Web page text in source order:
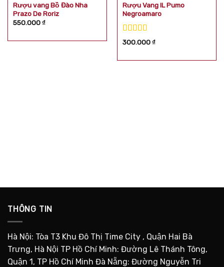
Rượu vang Bồ Đào Nha
Prazo De Roriz
550.000₫
Rượu Vang IL Pumo
Negroamaro
Được xếp
300.000₫
THÔNG TIN
Hà Nội: Tòa T3 Khu Đô Thị Time City , Quận Hai Bà
Trưng, Hà Nội TP Hồ Chí Minh: Đường Lê Thánh Tông,
Quận 1, TP Hồ Chí Minh Đà Nẵng: Đường Nguyễn Tri